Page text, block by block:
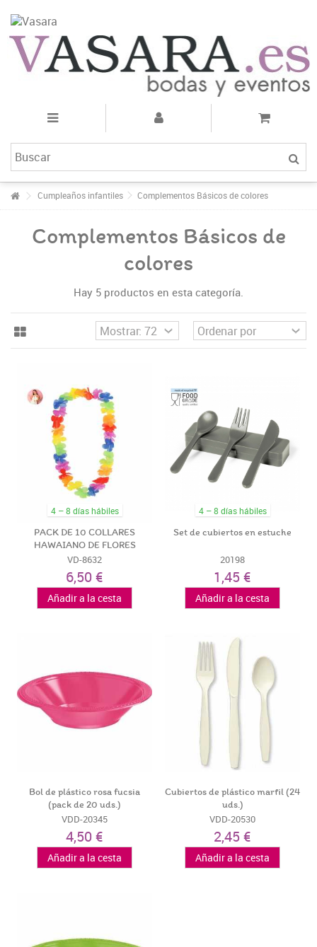
Cumpleaños infantiles Complementos Básicos de colores
Complementos Básicos de
colores
Hay 5 productos en esta categoría.
4 – 8 días hábiles
PACK DE 10 COLLARES
HAWAIANO DE FLORES
VD-8632
6,50 €
Añadir a la cesta
4 – 8 días hábiles
Set de cubiertos en estuche
20198
1,45 €
Añadir a la cesta
Bol de plástico rosa fucsia
(pack de 20 uds.)
VDD-20345
4,50 €
Añadir a la cesta
Cubiertos de plástico marfil (24
uds.)
VDD-20530
2,45 €
Añadir a la cesta